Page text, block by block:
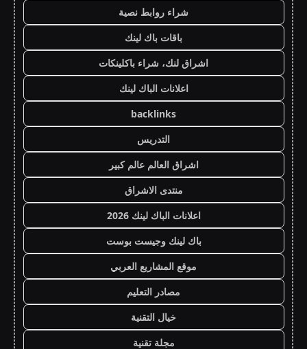
شراء روابط نصية
باقات باك لينك
اشراق لنك، شراء باكلينكات
اعلانات الباك لينك
backlinks
التدريس
اشراق العالم عالم كبير
منتدى الاشراق
اعلانات الباك لينك 2026
باك لينك وجيست بوست
موقع المشاريع العربي
مصادر التعليم
خيال التقنية
مجلة تقنية